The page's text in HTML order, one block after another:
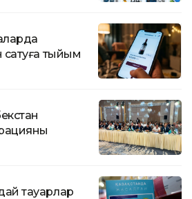
сатуға тыйым
тауарлар